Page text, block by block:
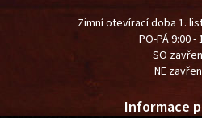
Zimní otevírací doba 1.
PO-PÁ 9:00 -
SO
NE
Informace